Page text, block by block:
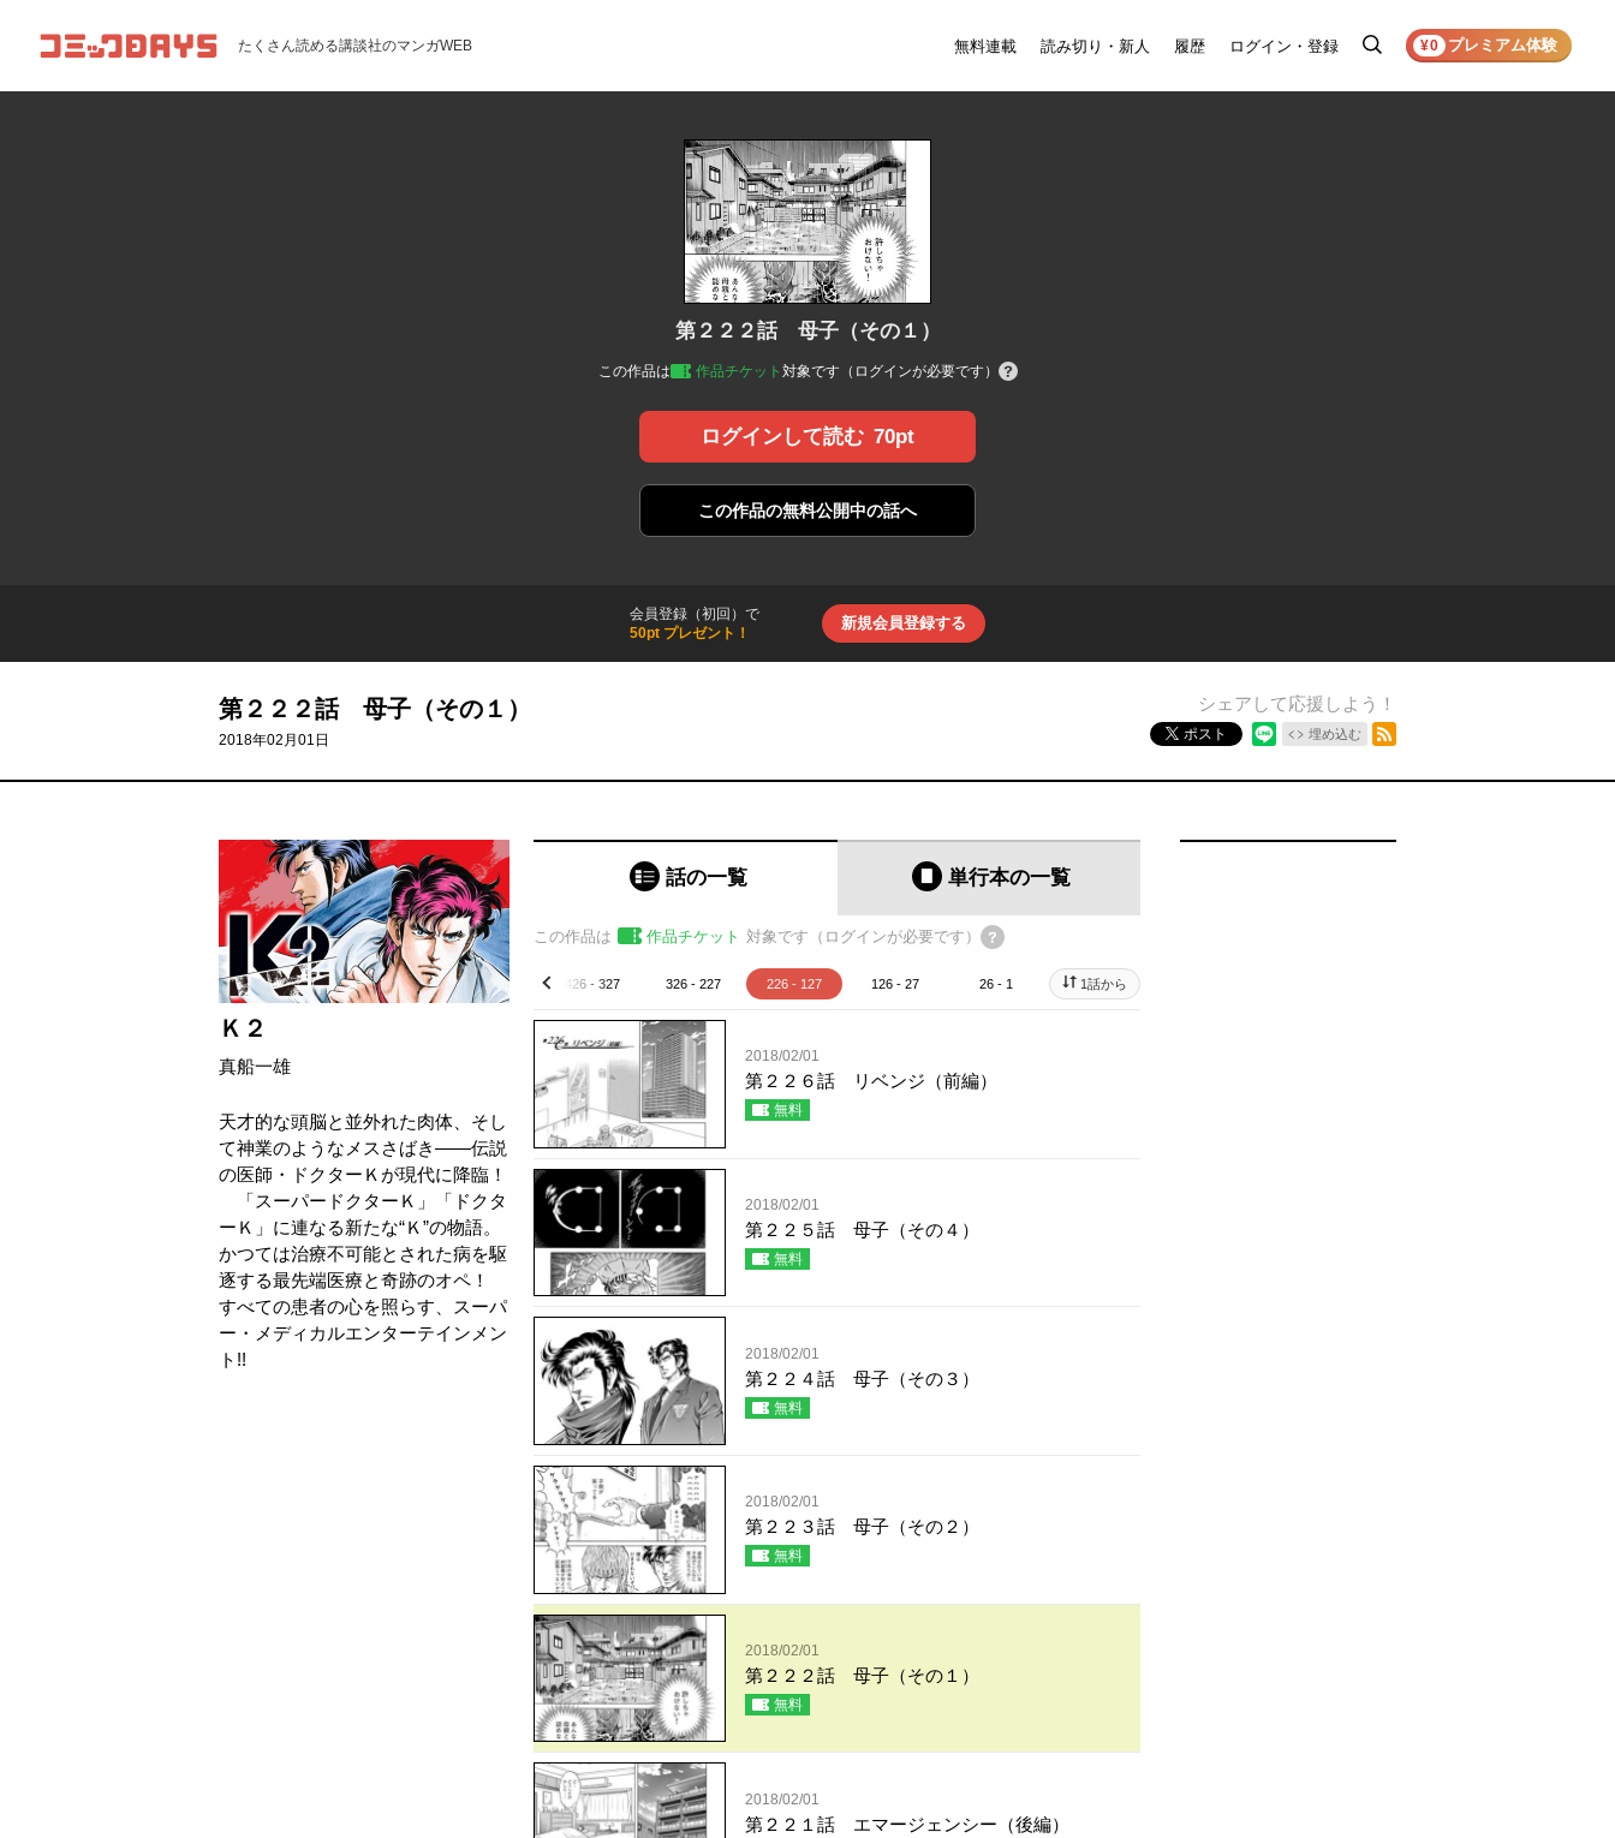
コミックDAYS たくさん読める講談社のマンガWEB 無料連載 読み切り・新人 履歴 ログイン・登録
検
¥0 プレミアム体験
第２２２話 母子（その１）
この作品は 作品チケット 対象です（ログインが必要です）
ログインして読む 70pt
この作品の無料公開中の話へ
会員登録（初回）で
50pt プレゼント！
新規会員登録する
第２２２話 母子（その１）
2018年02月01日
シェアして応援しよう！
ポスト 埋め込む
Ｋ２
真船一雄
天才的な頭脳と並外れた肉体、そし
て神業のようなメスさばき――伝説
の医師・ドクターＫが現代に降臨！
「スーパードクターＫ」「ドクタ
ーＫ」に連なる新たな“Ｋ”の物語。
かつては治療不可能とされた病を駆
逐する最先端医療と奇跡のオペ！
すべての患者の心を照らす、スーパ
ー・メディカルエンターテインメン
ト!!
話の一覧 単行本の一覧
この作品は 作品チケット 対象です（ログインが必要です）
526 - 427 426 - 327 326 - 227 226 - 127 126 - 27 26 - 1
prev 1話から
2018/02/01
第２２６話 リベンジ（前編）
無料
2018/02/01
第２２５話 母子（その４）
無料
2018/02/01
第２２４話 母子（その３）
無料
2018/02/01
第２２３話 母子（その２）
無料
2018/02/01
第２２２話 母子（その１）
無料
2018/02/01
第２２１話 エマージェンシー（後編）